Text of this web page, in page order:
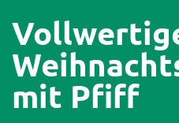
mit Pfiff